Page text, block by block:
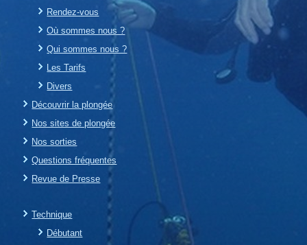
Rendez-vous
Où sommes nous ?
Qui sommes nous ?
Les Tarifs
Divers
Découvrir la plongée
Nos sites de plongée
Nos sorties
Questions fréquentes
Revue de Presse
Technique
Débutant